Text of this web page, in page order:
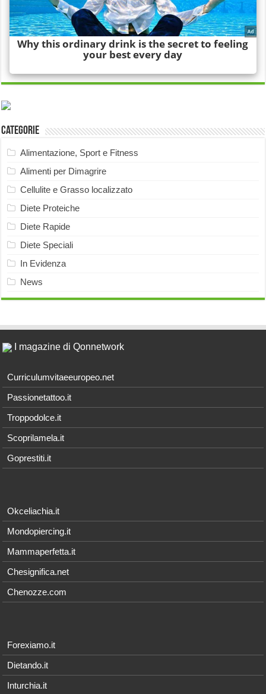
Categorie
Alimentazione, Sport e Fitness
Alimenti per Dimagrire
Cellulite e Grasso localizzato
Diete Proteiche
Diete Rapide
Diete Speciali
In Evidenza
News
I magazine di Qonnetwork
Curriculumvitaeeuropeo.net
Passionetattoo.it
Troppodolce.it
Scoprilamela.it
Goprestiti.it
Okceliachia.it
Mondopiercing.it
Mammaperfetta.it
Chesignifica.net
Chenozze.com
Forexiamo.it
Dietando.it
Inturchia.it